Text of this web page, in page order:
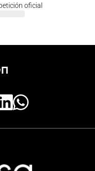
oficial